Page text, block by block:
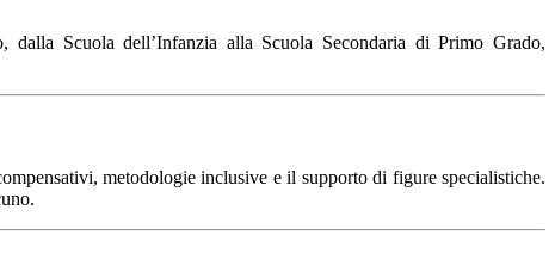
dalla Scuola dell’Infanzia alla Scuola Secondaria di Primo Grado,
metodologie inclusive e il supporto di figure specialistiche.